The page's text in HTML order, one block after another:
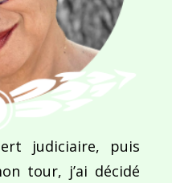
réduire les
judiciaire, puis
tour, j’ai décidé